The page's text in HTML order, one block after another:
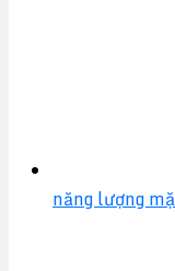
năng lượng